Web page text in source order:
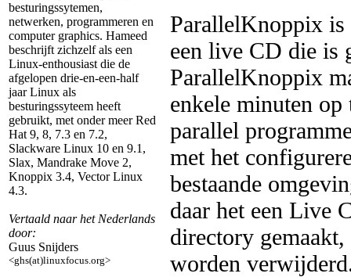
besturingssytemen,
netwerken, programmeren en
computer graphics. Hameed
beschrijft zichzelf als een
Linux-enthousiast die de
afgelopen drie-en-een-half
jaar Linux als
besturingssyteem heeft
gebruikt, met onder meer Red
Hat 9, 8, 7.3 en 7.2,
Slackware Linux 10 en 9.1,
Slax, Mandrake Move 2,
Knoppix 3.4, Vector Linux
4.3.
Vertaald naar het Nederlands
door:
Guus Snijders
<ghs(at)linuxfocus.org>
ParallelKnoppix is
een live CD die is
ParallelKnoppix
enkele minuten
parallel
met het
bestaande
daar het een Live
directory
worden